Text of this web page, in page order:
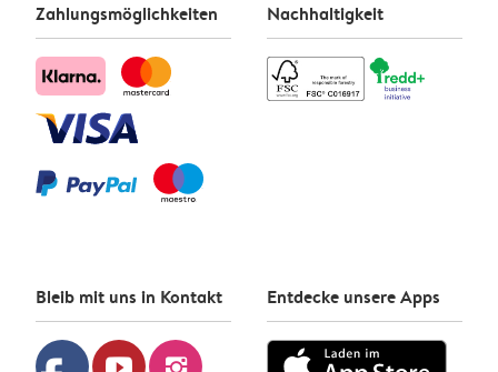
Zahlungsmöglichkeiten Nachhaltigkeit
Bleib mit uns in Kontakt Entdecke unsere Apps